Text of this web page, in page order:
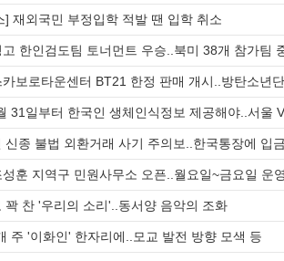
] 재외국민 부정입학 적발 땐 입학 취소
한인검도팀 토너먼트 우승..북미 38개 참가팀
보로타운센터 BT21 한정 판매 개시..방탄소년
31일부터 한국인 생체인식정보 제공해야..서울
신종 불법 외환거래 사기 주의보..한국통장에 입
훈 지역구 민원사무소 오픈..월요일~금요일 운영
꽉 찬 '우리의 소리'..동서양 음악의 조화
주 '이화인' 한자리에..모교 발전 방향 모색 등